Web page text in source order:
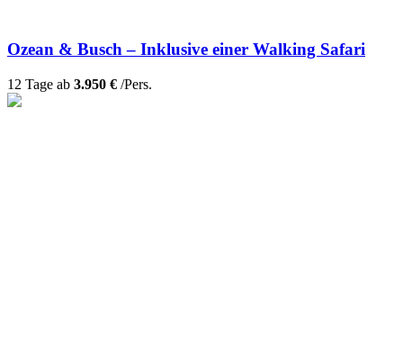
Ozean & Busch – Inklusive einer Walking Safari
12 Tage ab 3.950 € /Pers.